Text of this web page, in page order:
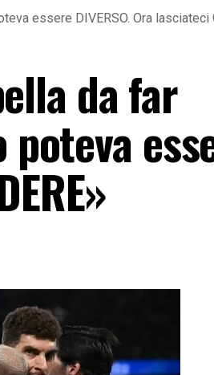
essere DIVERSO. Ora lasciateci
da far
poteva